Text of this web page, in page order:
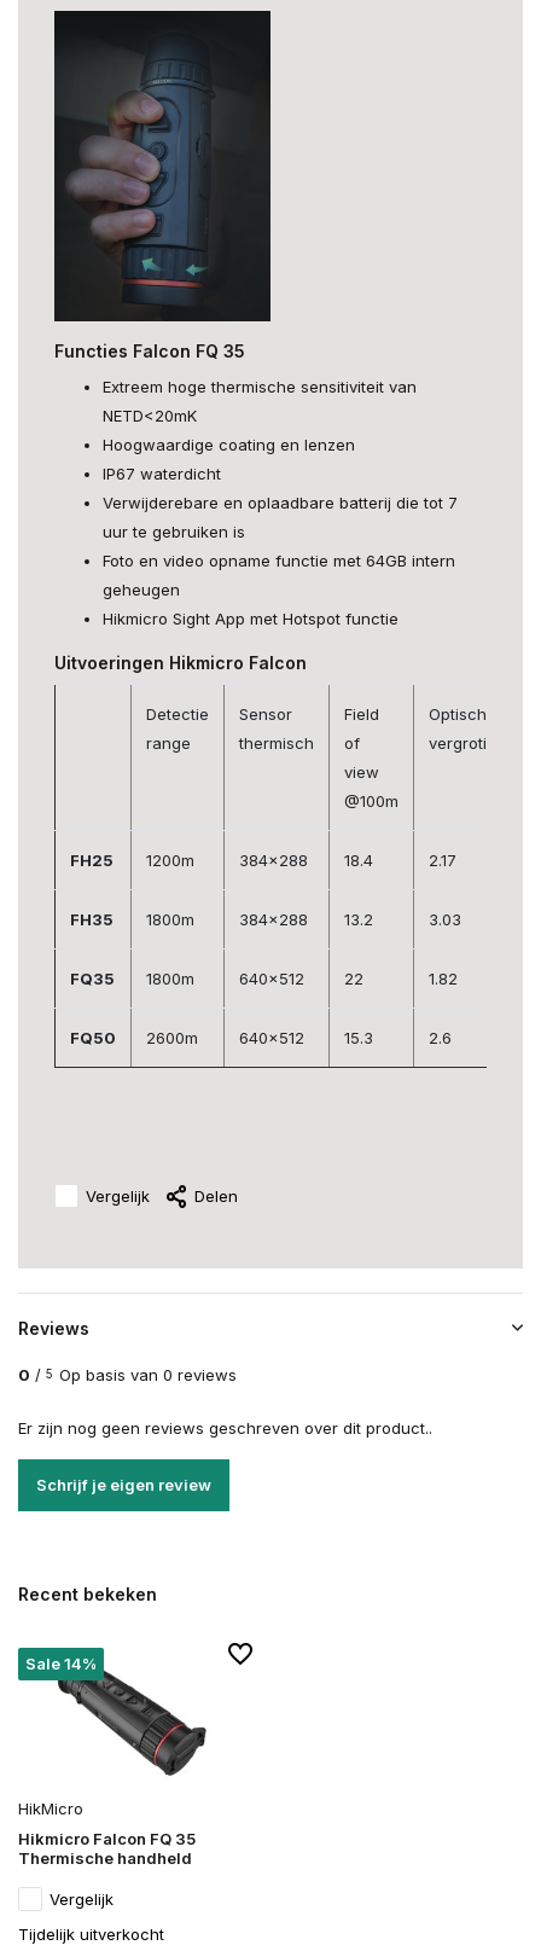
Functies Falcon FQ 35
Extreem hoge thermische sensitiviteit van
NETD<20mK
Hoogwaardige coating en lenzen
IP67 waterdicht
Verwijderebare en oplaadbare batterij die tot 7
uur te gebruiken is
Foto en video opname functie met 64GB intern
geheugen
Hikmicro Sight App met Hotspot functie
Uitvoeringen Hikmicro Falcon
Detectie
range
Sensor
thermisch
Field
of
view
@100m
Optische
vergroting
FH25 1200m 384x288 18.4 2.17
FH35 1800m 384x288 13.2 3.03
FQ35 1800m 640x512 22 1.82
FQ50 2600m 640x512 15.3 2.6
Vergelijk Delen
Reviews
0 / 5 Op basis van 0 reviews
Er zijn nog geen reviews geschreven over dit product..
Schrijf je eigen review
Recent bekeken
Sale 14%
HikMicro
Hikmicro Falcon FQ 35
Thermische handheld
Vergelijk
Tijdelijk uitverkocht